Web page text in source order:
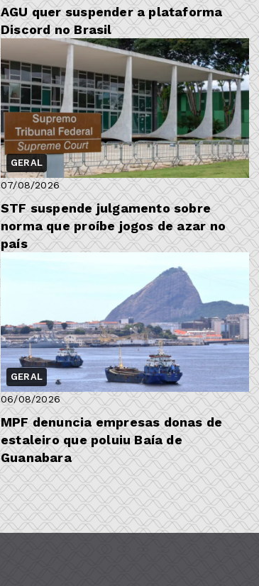
AGU quer suspender a plataforma
Discord no Brasil
GERAL
07/08/2026
STF suspende julgamento sobre
norma que proíbe jogos de azar no
país
GERAL
06/08/2026
MPF denuncia empresas donas de
estaleiro que poluiu Baía de
Guanabara